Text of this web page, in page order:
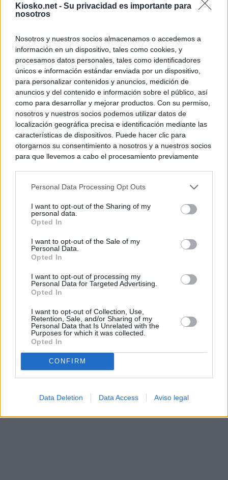
Kiosko.net - Su privacidad es importante para
nosotros
Nosotros y nuestros socios almacenamos o accedemos a
información en un dispositivo, tales como cookies, y
procesamos datos personales, tales como identificadores
únicos e información estándar enviada por un dispositivo,
para personalizar contenidos y anuncios, medición de
anuncios y del contenido e información sobre el público, así
como para desarrollar y mejorar productos. Con su permiso,
nosotros y nuestros socios podemos utilizar datos de
localización geográfica precisa e identificación mediante las
características de dispositivos. Puede hacer clic para
otorgarnos su consentimiento a nosotros y a nuestros socios
para que llevemos a cabo el procesamiento previamente
negar su consentimiento. Tenga en cuenta que algún
de su consentimiento, pero usted tiene el derecho de
rechazar tal procesamiento. Sus preferencias se aplicarán
cualquier momento entrando de nuevo en este sitio web o
visitando nuestra política de privacidad.
Personal Data Processing Opt Outs
I want to opt-out of the Sharing of my
personal data.
Opted In
I want to opt-out of the Sale of my
Personal Data.
Opted In
I want to opt-out of processing my
Personal Data for Targeted Advertising.
Opted In
I want to opt-out of Collection, Use,
Retention, Sale, and/or Sharing of my
Personal Data that Is Unrelated with the
Purposes for which it was collected.
Opted In
CONFIRM
Data Deletion Data Access Aviso legal